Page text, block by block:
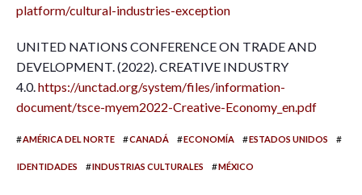
platform/cultural-industries-exception
UNITED NATIONS CONFERENCE ON TRADE AND
DEVELOPMENT. (2022). CREATIVE INDUSTRY
4.0.https://unctad.org/system/files/information-
document/tsce-myem2022-Creative-Economy_en.pdf
#AMÉRICA DEL NORTE #CANADÁ #ECONOMÍA #ESTADOS UNIDOS #
IDENTIDADES #INDUSTRIAS CULTURALES #MÉXICO